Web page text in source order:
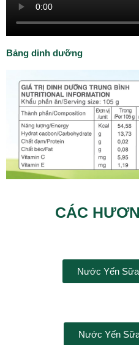
Bảng dinh dưỡng
CÁC
Nước Yến
Nước Yến